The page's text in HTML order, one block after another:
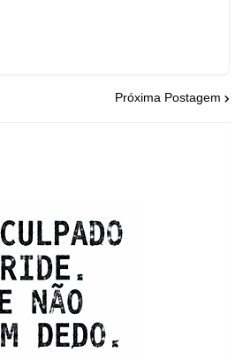
Próxima Postagem